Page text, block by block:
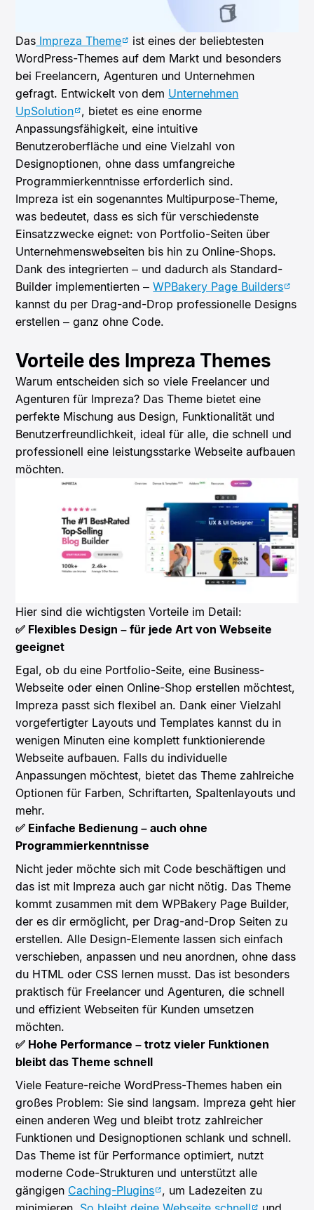
Das Impreza Theme
ist eines der beliebtesten
WordPress-Themes auf dem Markt und besonders
bei Freelancern, Agenturen und Unternehmen
gefragt. Entwickelt von dem Unternehmen
UpSolution , bietet es eine enorme
Anpassungsfähigkeit, eine intuitive
Benutzeroberfläche und eine Vielzahl von
Designoptionen, ohne dass umfangreiche
Programmierkenntnisse erforderlich sind.
Impreza ist ein sogenanntes Multipurpose-Theme,
was bedeutet, dass es sich für verschiedenste
Einsatzzwecke eignet: von Portfolio-Seiten über
Unternehmenswebseiten bis hin zu Online-Shops.
Dank des integrierten – und dadurch als Standard-
Builder implementierten –WPBakery Page Builders
kannst du per Drag-and-Drop professionelle Designs
erstellen – ganz ohne Code.
Vorteile des Impreza Themes
Warum entscheiden sich so viele Freelancer und
Agenturen für Impreza? Das Theme bietet eine
perfekte Mischung aus Design, Funktionalität und
Benutzerfreundlichkeit, ideal für alle, die schnell und
professionell eine leistungsstarke Webseite aufbauen
möchten.
Hier sind die wichtigsten Vorteile im Detail:
✅ Flexibles Design – für jede Art von Webseite
geeignet
Egal, ob du eine Portfolio-Seite, eine Business-
Webseite oder einen Online-Shop erstellen möchtest,
Impreza passt sich flexibel an. Dank einer Vielzahl
vorgefertigter Layouts und Templates kannst du in
wenigen Minuten eine komplett funktionierende
Webseite aufbauen. Falls du individuelle
Anpassungen möchtest, bietet das Theme zahlreiche
Optionen für Farben, Schriftarten, Spaltenlayouts und
mehr.
✅ Einfache Bedienung – auch ohne
Programmierkenntnisse
Nicht jeder möchte sich mit Code beschäftigen und
das ist mit Impreza auch gar nicht nötig. Das Theme
kommt zusammen mit dem WPBakery Page Builder,
der es dir ermöglicht, per Drag-and-Drop Seiten zu
erstellen. Alle Design-Elemente lassen sich einfach
verschieben, anpassen und neu anordnen, ohne dass
du HTML oder CSS lernen musst. Das ist besonders
praktisch für Freelancer und Agenturen, die schnell
und effizient Webseiten für Kunden umsetzen
möchten.
✅ Hohe Performance – trotz vieler Funktionen
bleibt das Theme schnell
Viele Feature-reiche WordPress-Themes haben ein
großes Problem: Sie sind langsam. Impreza geht hier
einen anderen Weg und bleibt trotz zahlreicher
Funktionen und Designoptionen schlank und schnell.
Das Theme ist für Performance optimiert, nutzt
moderne Code-Strukturen und unterstützt alle
gängigen Caching-Plugins , um Ladezeiten zu